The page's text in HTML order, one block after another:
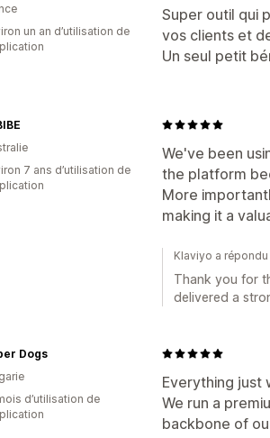
Super outil qui
vos clients et
Un seul petit
un an d’utilisation de
We've been
the platform
More
making it a
7 ans d’utilisation de
Klaviyo a
Thank you for
delivered a
Everything just
We run a
backbone of
Dogs
d’utilisation de